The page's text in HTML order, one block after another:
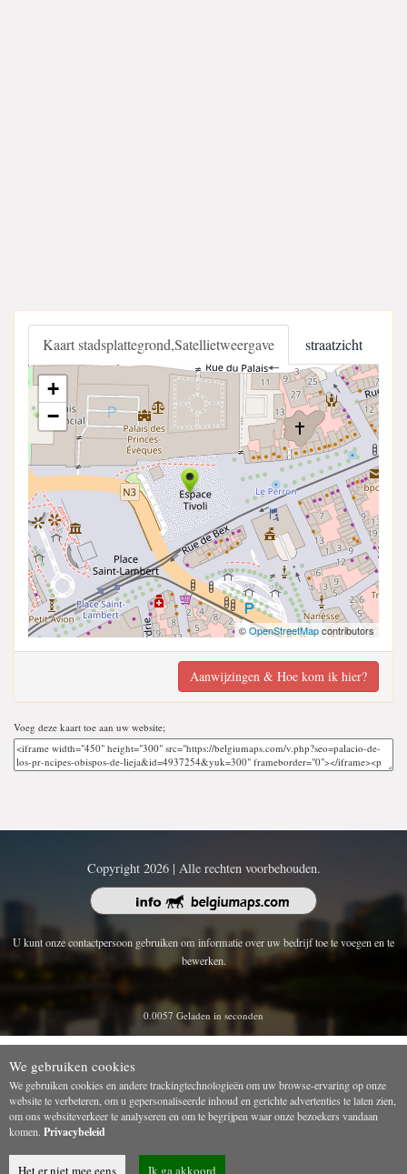
Kaart stadsplattegrond,Satellietweergave straatzicht
+
−
©OpenStreetMapcontributors
Aanwijzingen & Hoe kom ik hier?
Voeg deze kaart toe aan uw website;
Copyright 2026 | Alle rechten voorbehouden.
U kunt onze contactpersoon gebruiken om informatie over uw bedrijf toe te voegen en te
bewerken.
0.0057 Geladen in seconden
We gebruiken cookies
We gebruiken cookies en andere trackingtechnologieën om uw browse-ervaring op onze
website te verbeteren, om u gepersonaliseerde inhoud en gerichte advertenties te laten zien,
om ons websiteverkeer te analyseren en om te begrijpen waar onze bezoekers vandaan
komen. Privacybeleid
Het er niet mee eens Ik ga akkoord